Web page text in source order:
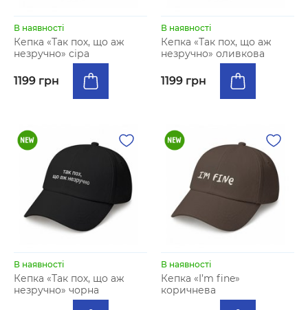
В наявності
Кепка «Так пох, що аж
незручно» сіра
1199 грн
В наявності
Кепка «Так пох, що аж
незручно» оливкова
1199 грн
В наявності
Кепка «Так пох, що аж
незручно» чорна
В наявності
Кепка «I’m fine»
коричнева